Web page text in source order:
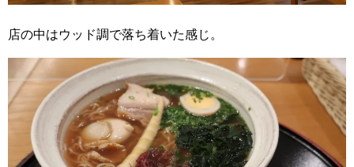
店の中はウッド調で落ち着いた感じ。